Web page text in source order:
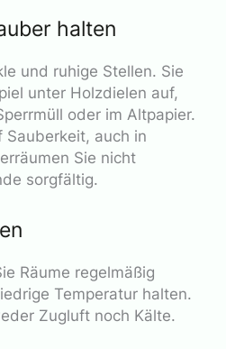
halten
und ruhige Stellen. Sie
unter Holzdielen auf,
oder im Altpapier.
Sauberkeit, auch in
Sie nicht
sorgfältig.
Räume regelmäßig
Temperatur halten.
Zugluft noch Kälte.